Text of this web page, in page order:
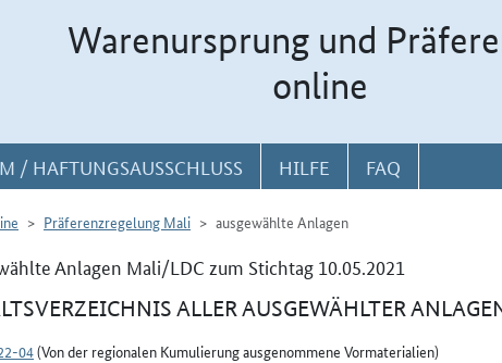
Warenursprung und
online
/ HAFTUNGSAUSSCHLUSS HILFE FAQ
Präferenzregelung Mali ausgewählte Anlagen
Anlagen Mali/LDC zum Stichtag 10.05.2021
ALLER AUSGEWÄHLTER
04(Von der regionalen Kumulierung ausgenommene Vormaterialien)